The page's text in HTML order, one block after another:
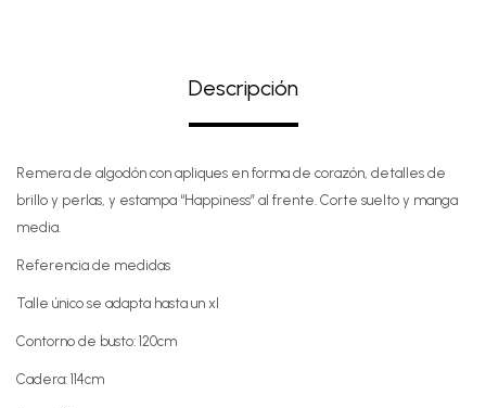
Descripción
Remera de algodón con apliques en forma de corazón, detalles de
brillo y perlas, y estampa “Happiness” al frente. Corte suelto y manga
media.
Referencia de medidas
Talle único se adapta hasta un xl
Contorno de busto: 120cm
Cadera: 114cm